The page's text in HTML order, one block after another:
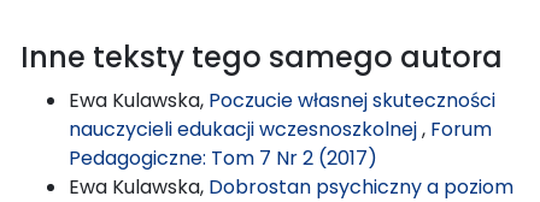
Inne teksty tego samego autora
Ewa Kulawska, Poczucie własnej skuteczności
nauczycieli edukacji wczesnoszkolnej, Forum
Pedagogiczne: Tom 7 Nr 2 (2017)
Ewa Kulawska, Dobrostan psychiczny a poziom